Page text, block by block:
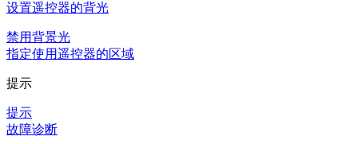
设置遥控器的背光
禁用背景光
指定使用遥控器的区域
提示
提示
故障诊断